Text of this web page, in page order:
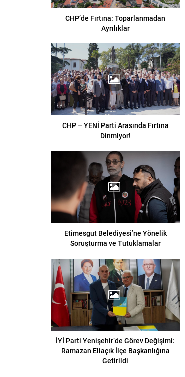
CHP’de Fırtına: Toparlanmadan
Ayrılıklar
CHP – YENİ Parti Arasında Fırtına
Dinmiyor!
Etimesgut Belediyesi’ne Yönelik
Soruşturma ve Tutuklamalar
İYİ Parti Yenişehir’de Görev Değişimi:
Ramazan Eliaçık İlçe Başkanlığına
Getirildi